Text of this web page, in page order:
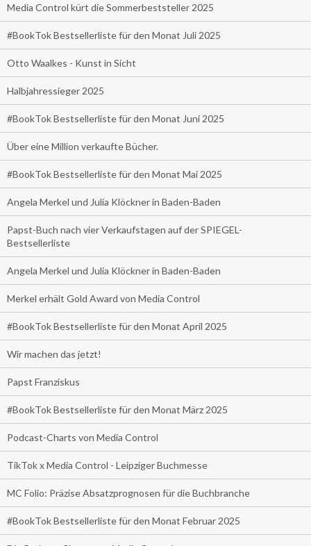
Media Control kürt die Sommerbeststeller 2025
#BookTok Bestsellerliste für den Monat Juli 2025
Otto Waalkes - Kunst in Sicht
Halbjahressieger 2025
#BookTok Bestsellerliste für den Monat Juni 2025
Über eine Million verkaufte Bücher.
#BookTok Bestsellerliste für den Monat Mai 2025
Angela Merkel und Julia Klöckner in Baden-Baden
Papst-Buch nach vier Verkaufstagen auf der SPIEGEL-
Bestsellerliste
Angela Merkel und Julia Klöckner in Baden-Baden
Merkel erhält Gold Award von Media Control
#BookTok Bestsellerliste für den Monat April 2025
Wir machen das jetzt!
Papst Franziskus
#BookTok Bestsellerliste für den Monat März 2025
Podcast-Charts von Media Control
TikTok x Media Control - Leipziger Buchmesse
MC Folio: Präzise Absatzprognosen für die Buchbranche
#BookTok Bestsellerliste für den Monat Februar 2025